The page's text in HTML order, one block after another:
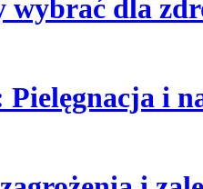
dla
i